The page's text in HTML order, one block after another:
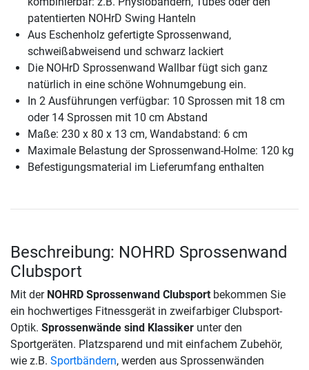
patentierten NOHrD Swing Hanteln
Aus Eschenholz gefertigte Sprossenwand,
schweißabweisend und schwarz lackiert
Die NOHrD Sprossenwand Wallbar fügt sich ganz
natürlich in eine schöne Wohnumgebung ein.
In 2 Ausführungen verfügbar: 10 Sprossen mit 18 cm
oder 14 Sprossen mit 10 cm Abstand
Maße: 230 x 80 x 13 cm, Wandabstand: 6 cm
Maximale Belastung der Sprossenwand-Holme: 120 kg
Befestigungsmaterial im Lieferumfang enthalten
Beschreibung: NOHRD Sprossenwand
Clubsport
Mit der NOHRD Sprossenwand Clubsport bekommen Sie
ein hochwertiges Fitnessgerät in zweifarbiger Clubsport-
Optik. Sprossenwände sind Klassiker unter den
Sportgeräten. Platzsparend und mit einfachem Zubehör,
wie z.B. Sportbändern, werden aus Sprossenwänden